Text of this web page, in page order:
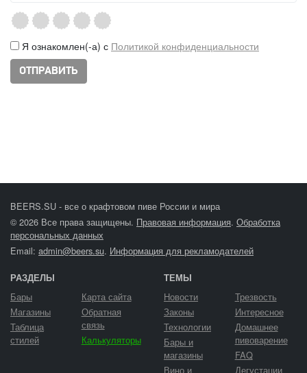
Я ознакомлен(-а) с Политикой конфиденциальности
BEERS.SU - все о крафтовом пиве России и мира
© 2026 Все права защищены. Правовая информация. Обработка
персональных данных
Email: admin@beers.su. Информация для рекламодателей
РАЗДЕЛЫ
Бары
Магазины
Таблица
стилей
Карта сайта
Обратная
связь
Калькуляторы
ТЕМЫ
Новости
Законы
Технологии
Бары и
магазины
Вино и
Трезвость
Интересное
Домашнее
пивоварение
FAQ
Дегустации